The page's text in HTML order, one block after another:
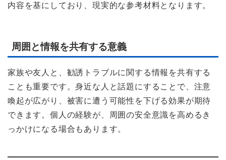
内容を基にしており、現実的な参考材料となります。
周囲と情報を共有する意義
家族や友人と、勧誘トラブルに関する情報を共有する
ことも重要です。身近な人と話題にすることで、注意
喚起が広がり、被害に遭う可能性を下げる効果が期待
できます。個人の経験が、周囲の安全意識を高めるき
っかけになる場合もあります。